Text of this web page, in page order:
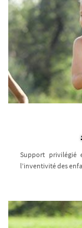
Support privilégié
l’inventivité des